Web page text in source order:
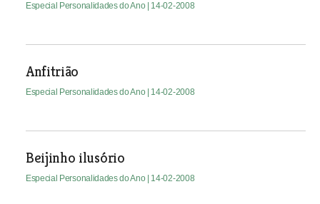
Especial Personalidades do Ano | 14-02-2008
Anfitrião
Especial Personalidades do Ano | 14-02-2008
Beijinho ilusório
Especial Personalidades do Ano | 14-02-2008